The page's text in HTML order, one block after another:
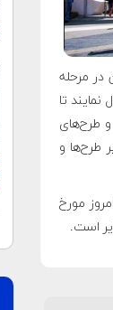
در مرحله
تا
و طرح‌های
طرح‌ها و
مورخ
است.